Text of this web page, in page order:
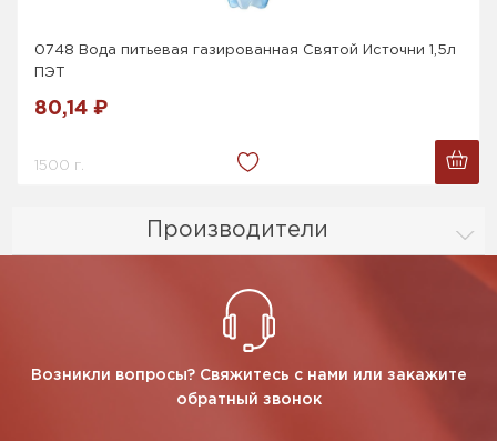
Производители
0748 Вода питьевая газированная Святой Источни 1,5л
ПЭТ
80,14 ₽
1500 г.
Возникли вопросы? Свяжитесь с нами или закажите
обратный звонок